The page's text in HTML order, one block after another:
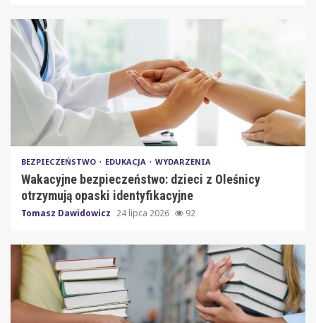
BEZPIECZEŃSTWO EDUKACJA WYDARZENIA
Wakacyjne bezpieczeństwo: dzieci z Oleśnicy
otrzymują opaski identyfikacyjne
Tomasz Dawidowicz 24 lipca 2026 92